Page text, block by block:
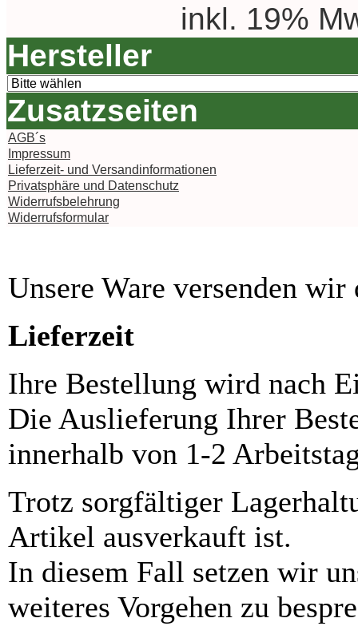
inkl. 19%
Hersteller
Zusatzseiten
AGB´s
Impressum
Lieferzeit- und Versandinformationen
Privatsphäre und Datenschutz
Widerrufsbelehrung
Widerrufsformular
Unsere Ware versenden
Lieferzeit
Ihre Bestellung wird nach
Die Auslieferung Ihrer
innerhalb von 1-2
Trotz sorgfältiger
Artikel ausverkauft ist.
In diesem Fall setzen wir
weiteres Vorgehen zu